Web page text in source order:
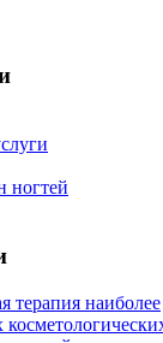
ногтей
терапия наиболее